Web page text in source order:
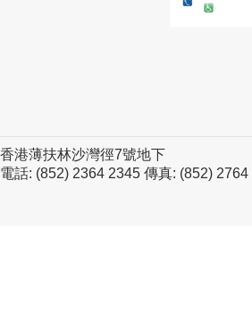
香港薄扶林沙灣徑7號地下
電話: (852) 2364 2345 傳真: (852) 2764